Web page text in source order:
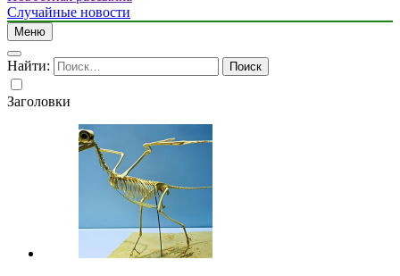
Случайные новости
Меню
Найти:
Заголовки